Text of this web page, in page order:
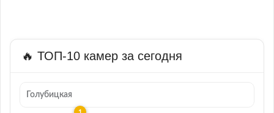
🔥 ТОП-10 камер за сегодня
Голубицкая